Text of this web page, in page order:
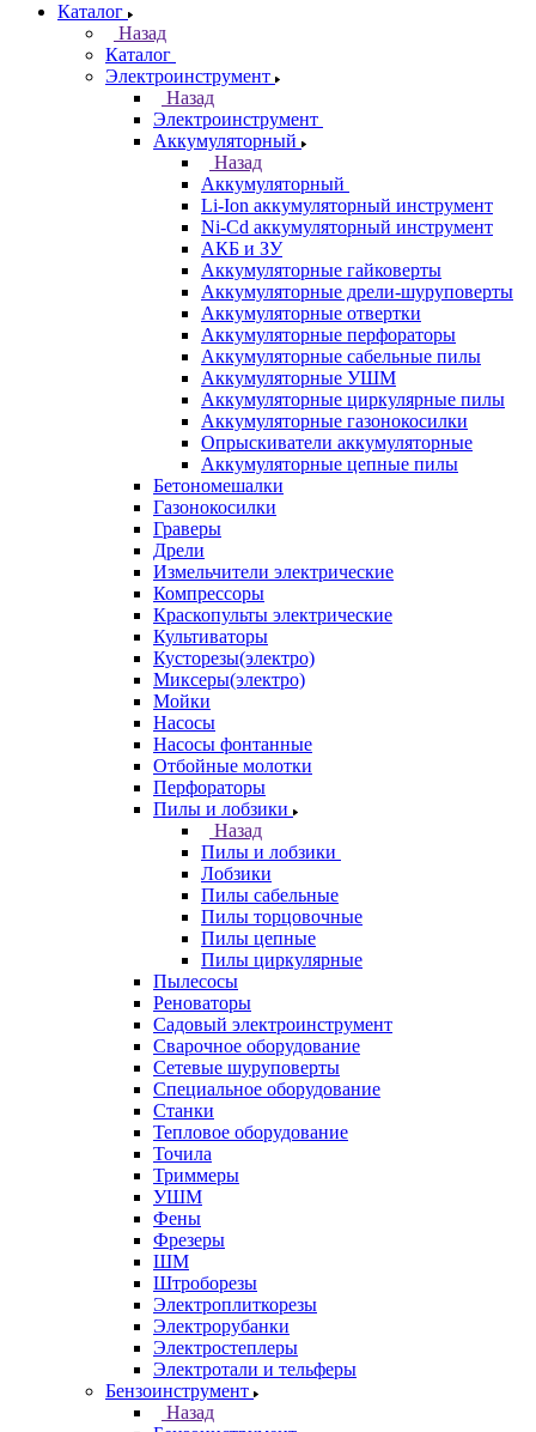
Каталог
Назад
Каталог
Электроинструмент
Назад
Электроинструмент
Аккумуляторный
Назад
Аккумуляторный
Li-Ion аккумуляторный инструмент
Ni-Cd аккумуляторный инструмент
АКБ и ЗУ
Аккумуляторные гайковерты
Аккумуляторные дрели-шуруповерты
Аккумуляторные отвертки
Аккумуляторные перфораторы
Аккумуляторные сабельные пилы
Аккумуляторные УШМ
Аккумуляторные циркулярные пилы
Аккумуляторные газонокосилки
Опрыскиватели аккумуляторные
Аккумуляторные цепные пилы
Бетономешалки
Газонокосилки
Граверы
Дрели
Измельчители электрические
Компрессоры
Краскопульты электрические
Культиваторы
Кусторезы(электро)
Миксеры(электро)
Мойки
Насосы
Насосы фонтанные
Отбойные молотки
Перфораторы
Пилы и лобзики
Назад
Пилы и лобзики
Лобзики
Пилы сабельные
Пилы торцовочные
Пилы цепные
Пилы циркулярные
Пылесосы
Реноваторы
Садовый электроинструмент
Сварочное оборудование
Сетевые шуруповерты
Специальное оборудование
Станки
Тепловое оборудование
Точила
Триммеры
УШМ
Фены
Фрезеры
ШМ
Штроборезы
Электроплиткорезы
Электрорубанки
Электростеплеры
Электротали и тельферы
Бензоинструмент
Назад